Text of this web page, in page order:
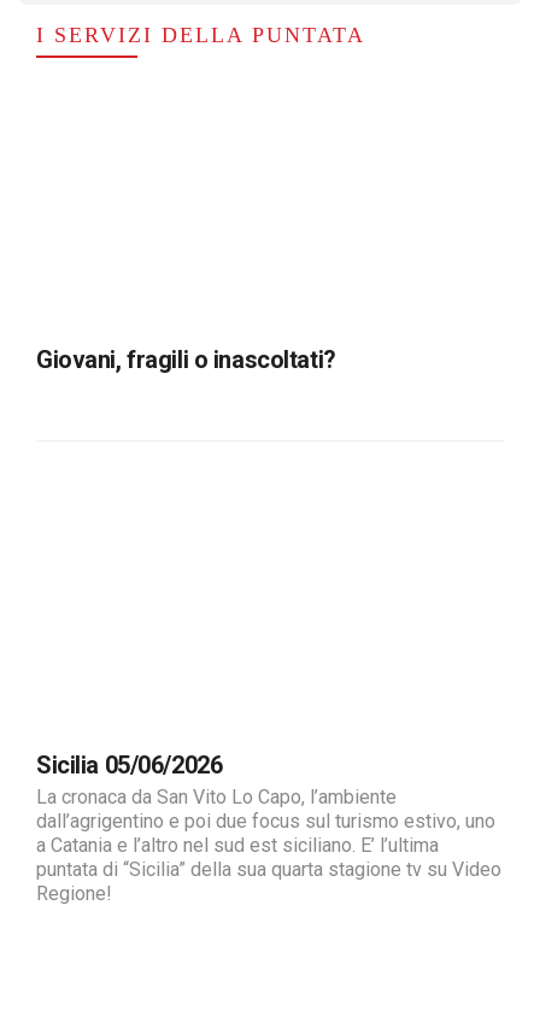
I SERVIZI DELLA PUNTATA
Giovani, fragili o inascoltati?
Sicilia 05/06/2026
La cronaca da San Vito Lo Capo, l’ambiente
dall’agrigentino e poi due focus sul turismo estivo, uno
a Catania e l’altro nel sud est siciliano. E’ l’ultima
puntata di “Sicilia” della sua quarta stagione tv su Video
Regione!